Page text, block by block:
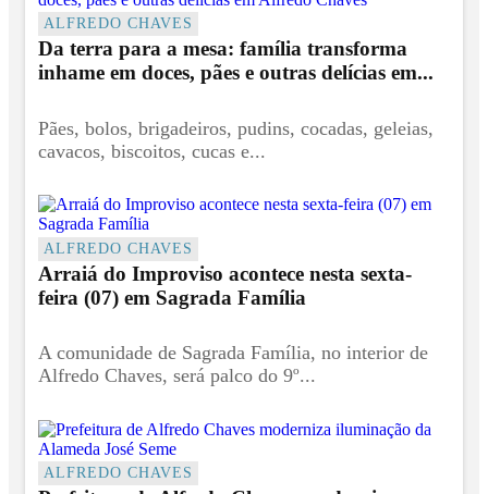
ALFREDO CHAVES
Da terra para a mesa: família transforma
inhame em doces, pães e outras delícias em...
Pães, bolos, brigadeiros, pudins, cocadas, geleias,
cavacos, biscoitos, cucas e...
ALFREDO CHAVES
Arraiá do Improviso acontece nesta sexta-
feira (07) em Sagrada Família
A comunidade de Sagrada Família, no interior de
Alfredo Chaves, será palco do 9º...
ALFREDO CHAVES